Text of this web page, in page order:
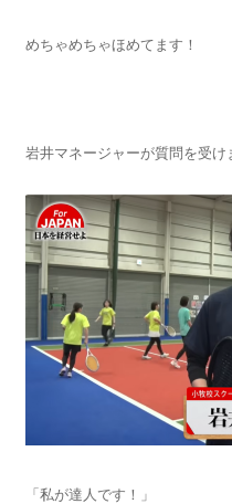
めちゃめちゃほめてます！
岩井マネージャーが質問を受け
「私が達人です！」